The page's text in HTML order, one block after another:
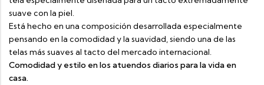
suave con la piel.
Está hecho en una composición desarrollada especialmente
pensando en la comodidad y la suavidad, siendo una de las
telas más suaves al tacto del mercado internacional.
Comodidad y estilo en los atuendos diarios para la vida en
casa.